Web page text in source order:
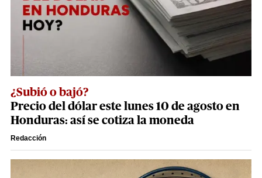
¿Subió o bajó?
Precio del dólar este lunes 10 de agosto en
Honduras: así se cotiza la moneda
Redacción